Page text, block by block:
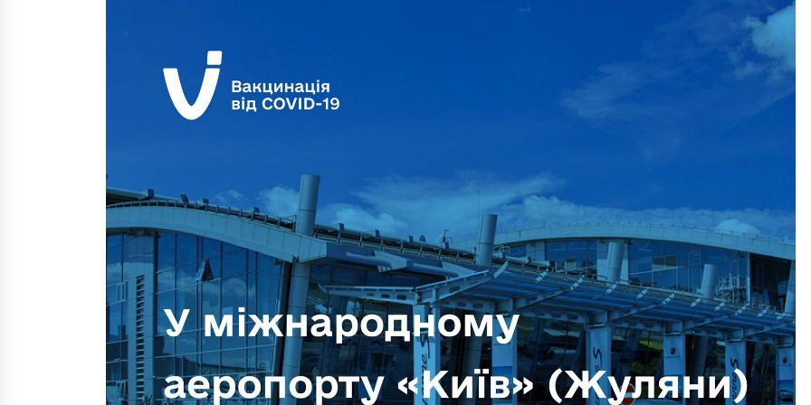
Йосиф Маршак – київський
конкурент Фаберже
7 років ago